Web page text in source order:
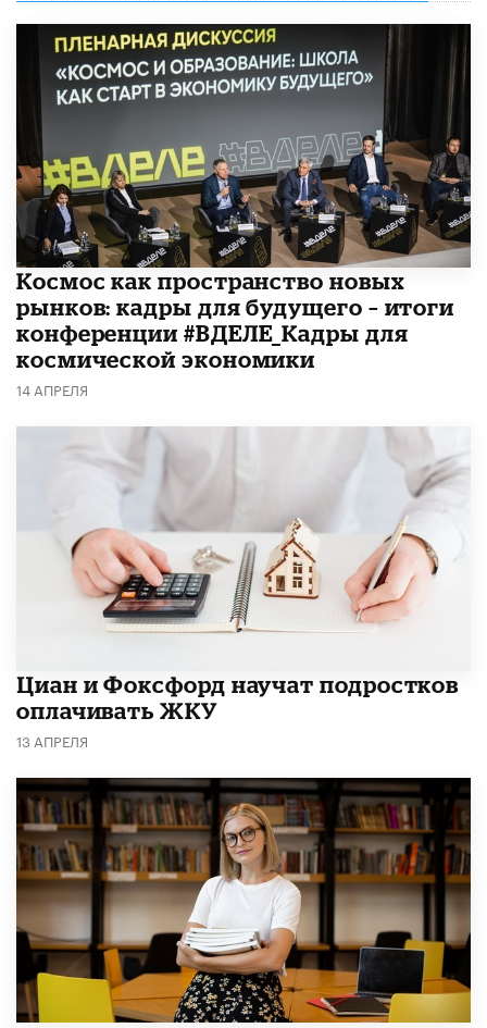
Космос как пространство новых
рынков: кадры для будущего – итоги
конференции #ВДЕЛЕ_Кадры для
космической экономики
14 АПРЕЛЯ
Циан и Фоксфорд научат подростков
оплачивать ЖКУ
13 АПРЕЛЯ